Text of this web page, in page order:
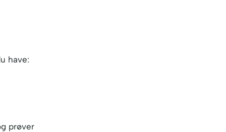
have:
prøver